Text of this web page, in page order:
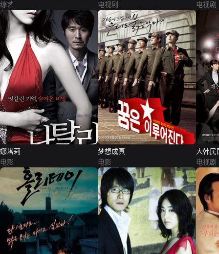
综艺
电视剧
电视剧
娜塔莉
电影
梦想成真
电影
大韩民
电视剧